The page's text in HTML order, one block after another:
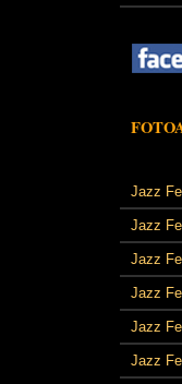
Jazz
Jazz
Jazz
Jazz
Jazz
Jazz